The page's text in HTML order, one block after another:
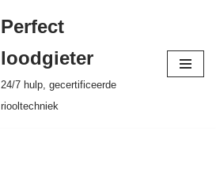
Perfect
loodgieter
24/7 hulp, gecertificeerde
riooltechniek